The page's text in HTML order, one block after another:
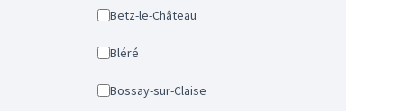
Betz-le-Château
Bléré
Bossay-sur-Claise